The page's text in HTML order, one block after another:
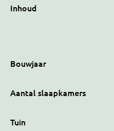
Inhoud
Bouwjaar
Aantal slaapkamers
Tuin